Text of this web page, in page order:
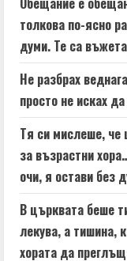
толкова по-ясно
думи. Те са
Не разбрах
просто не исках
Тя си мислеше, че
за възрастни
очи, я остави без
В църквата беше
лекува, а тишина,
хората да